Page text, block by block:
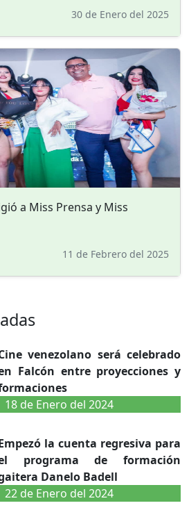
30 de Enero del 2025
a Miss Prensa y Miss
11 de Febrero del 2025
venezolano será celebrado
Falcón entre proyecciones y
18 de Enero del 2024
la cuenta regresiva para
programa de formación
Danelo Badell
22 de Enero del 2024